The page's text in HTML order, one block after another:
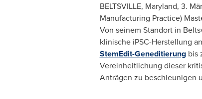
BELTSVILLE, Maryland, 3.
Manufacturing Practice)
Von seinem Standort in
klinische iPSC-Herstellung
StemEdit-Geneditierungbis
Vereinheitlichung dieser
Anträgen zu beschleunigen